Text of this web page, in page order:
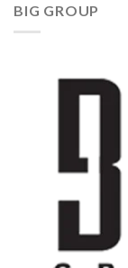
BIG GROUP